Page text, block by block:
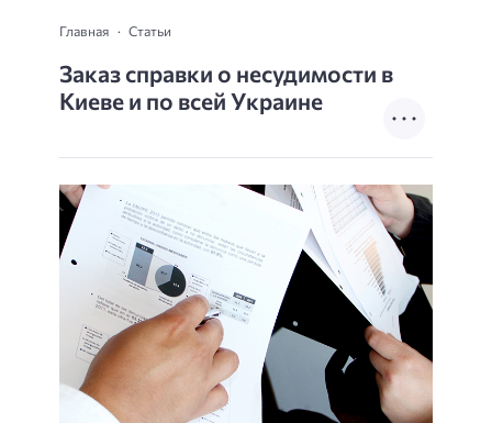
Главная Статьи
Заказ справки о несудимости в
Киеве и по всей Украине